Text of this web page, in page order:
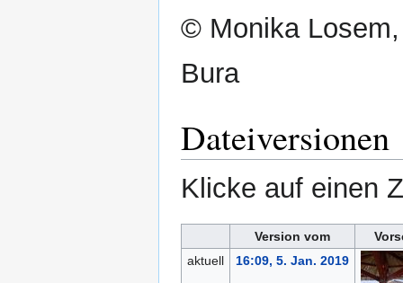
© Monika
Bura
Dateiversionen
Klicke auf einen
Version vom
aktuell
16:09, 5. Jan. 2019